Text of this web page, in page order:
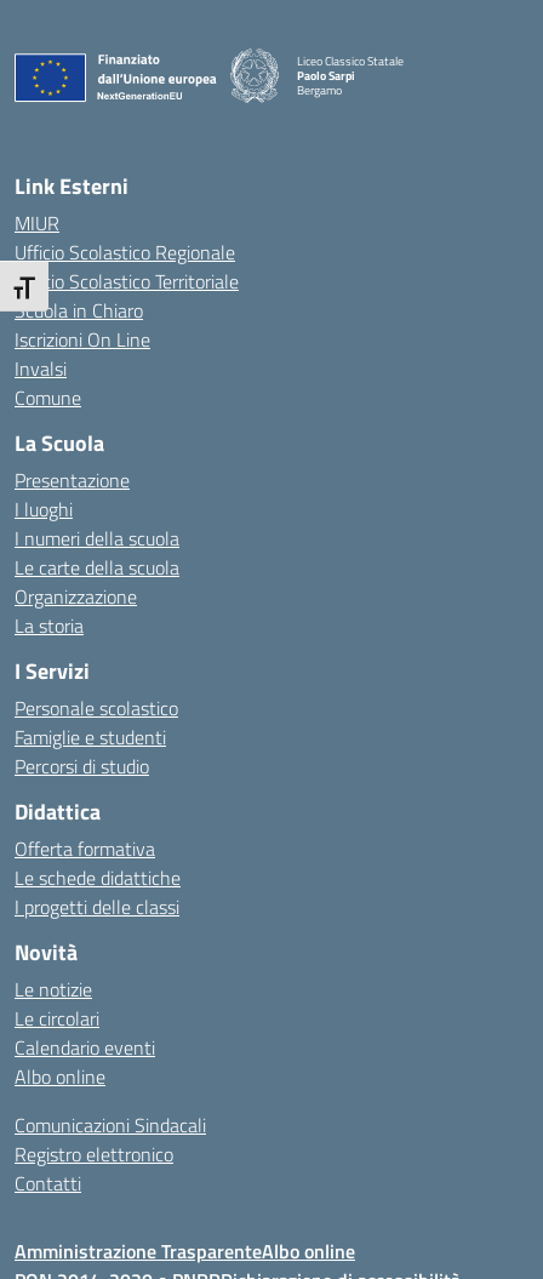
Attiva/disattiva dimensione testo
Liceo Classico Statale
Paolo Sarpi
Bergamo
— Visita la pagina iniziale della scuola
Link Esterni
MIUR
Ufficio Scolastico Regionale
Ufficio Scolastico Territoriale
Scuola in Chiaro
Iscrizioni On Line
Invalsi
Comune
La Scuola
Presentazione
I luoghi
I numeri della scuola
Le carte della scuola
Organizzazione
La storia
I Servizi
Personale scolastico
Famiglie e studenti
Percorsi di studio
Didattica
Offerta formativa
Le schede didattiche
I progetti delle classi
Novità
Le notizie
Le circolari
Calendario eventi
Albo online
Comunicazioni Sindacali
Registro elettronico
Contatti
Amministrazione TrasparenteAlbo online